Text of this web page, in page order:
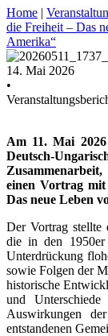
Home |
die Freiheit – Das
Amerika“
14. Mai 2026
•
Am 11. Mai
Deutsch-
einen Vortrag
Das neue Leben
Der Vortrag stellte
die in den 1950er
Unterdrückung
sowie Folgen der
historische
und
Auswirkungen
entstandenen